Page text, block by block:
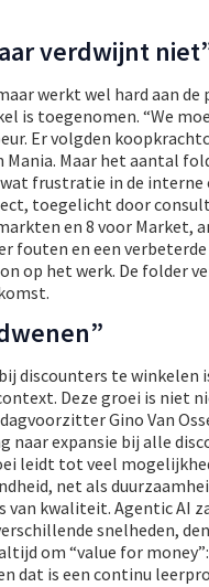
verdwijnt
werkt wel hard aan
is toegenomen. “We
Er volgden
Maar het aantal
frustratie in de interne
toegelicht door
en 8 voor Market,
fouten en een
op het werk. De folder
discounters te winkelen
Deze groei is niet
Gino Van
naar expansie bij alle
leidt tot veel
net als
van kwaliteit. Agentic AI
snelheden,
om “value for
dat is een continu